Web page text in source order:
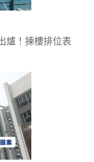
爐！揀樓排位表